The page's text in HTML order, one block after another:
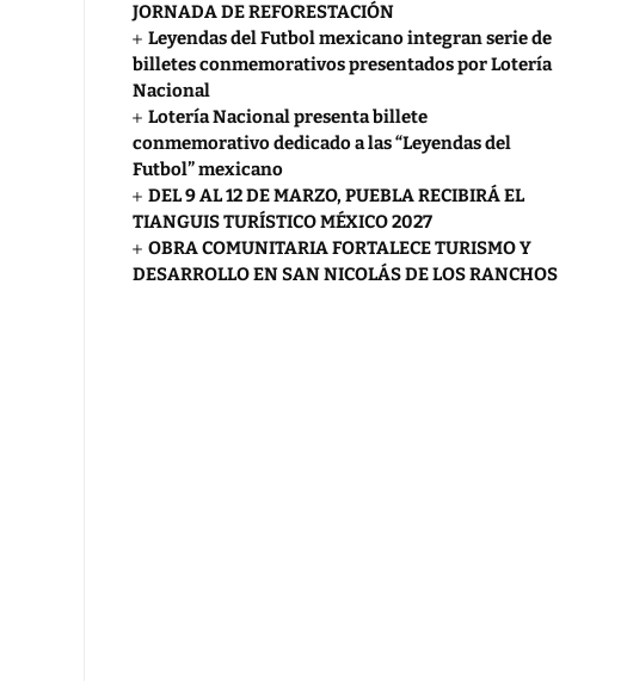
JORNADA DE REFORESTACIÓN
Leyendas del Futbol mexicano integran serie de
billetes conmemorativos presentados por Lotería
Nacional
Lotería Nacional presenta billete
conmemorativo dedicado a las “Leyendas del
Futbol” mexicano
DEL 9 AL 12 DE MARZO, PUEBLA RECIBIRÁ EL
TIANGUIS TURÍSTICO MÉXICO 2027
OBRA COMUNITARIA FORTALECE TURISMO Y
DESARROLLO EN SAN NICOLÁS DE LOS RANCHOS